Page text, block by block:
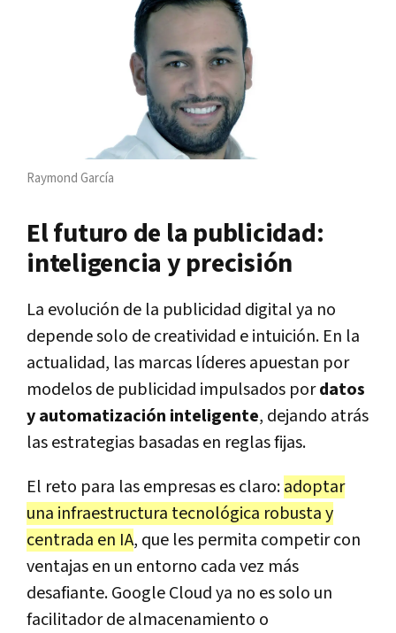
Raymond García
El futuro de la publicidad:
inteligencia y precisión
La evolución de la publicidad digital ya no
depende solo de creatividad e intuición. En la
actualidad, las marcas líderes apuestan por
modelos de publicidad impulsados pordatos
y automatización inteligente, dejando atrás
las estrategias basadas en reglas fijas.
El reto para las empresas es claro:adoptar
una infraestructura tecnológica robusta y
centrada en IA, que les permita competir con
ventajas en un entorno cada vez más
desafiante. Google Cloud ya no es solo un
facilitador de almacenamiento o